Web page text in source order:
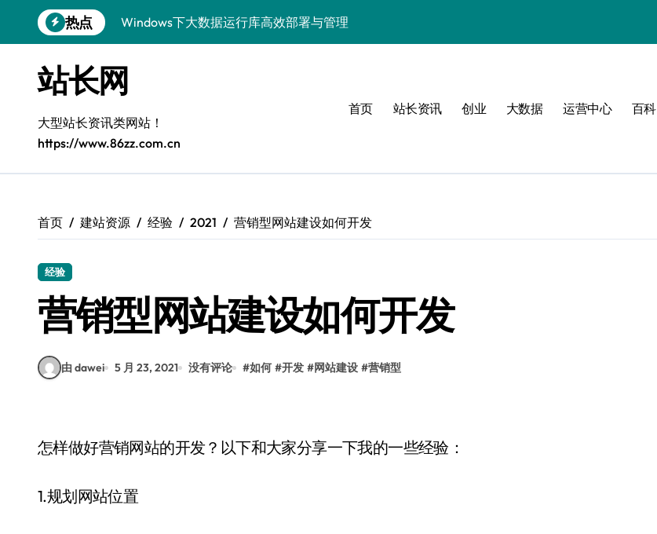
到
热点
Windows下大数据运行库高效部署与管理
容器化+K8s编排：视觉系统高效部署新范式
5G驱动通信革新，融合资源新标杆
5G引领新时代，中国科技领跑全球
容器化多媒体服务架构优化实践
容器化部署与编排优化：构建高效科技架构
Windows前端开发环境高效搭建与运行库管理
站长网
大型站长资讯类网站！
https://www.86zz.com.cn
首页 站长资讯 创业 大数据 运营中心 百科
首页 建站资源 经验 2021 营销型网站建设如何开发
经验
营销型网站建设如何开发
由 dawei 5 月 23, 2021 没有评论 #如何 #开发 #网站建设 #营销型
怎样做好营销网站的开发？以下和大家分享一下我的一些经验：
1.规划网站位置